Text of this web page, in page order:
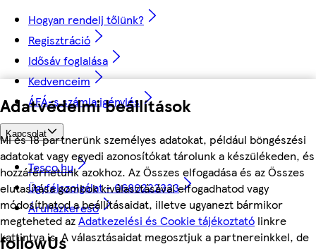
Adatvédelmi beállítások
Mi és 18 partnerünk személyes adatokat, például böngészési
adatokat vagy egyedi azonosítókat tárolunk a készülékeden, és
hozzáférhetünk azokhoz. Az Összes elfogadása és az Összes
elutasítása gombok kiválasztásával elfogadhatod vagy
módosíthatod a beállításaidat, illetve ugyanezt bármikor
megteheted azAdatkezelési és Cookie tájékoztató linkre
kattintva is. A választásaidat megosztjuk a partnereinkkel, de
Hogyan rendelj tőlünk?
Regisztráció
Idősáv foglalása
Kedvenceim
ÁFÁ-s számla igénylés
Kapcsolat
Tesco.hu
Ügyfélszolgálat - 0680222333
Áruházkereső
followUs